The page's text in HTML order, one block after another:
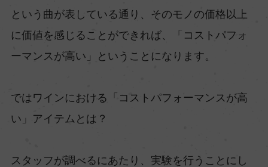
という曲が表している通り、そのモノの価格以上
に価値を感じることができれば、「コストパフォ
ーマンスが高い」ということになります。
ではワインにおける「コストパフォーマンスが高
い」アイテムとは？
スタッフが調べるにあたり、実験を行うことにし